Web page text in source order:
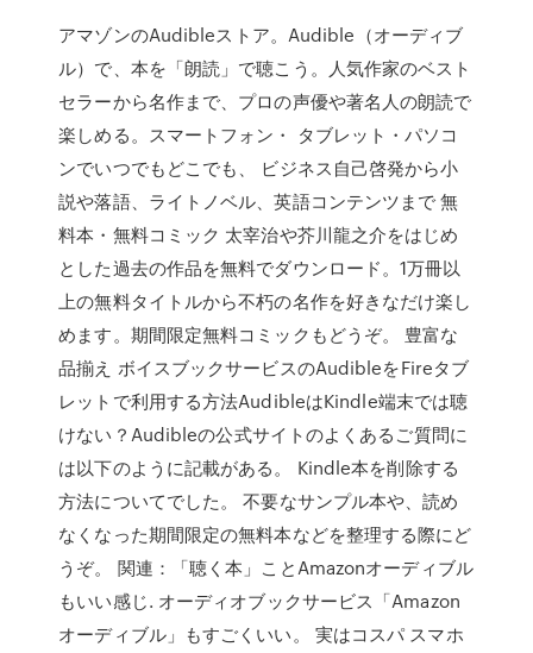
アマゾンのAudibleストア。Audible（オーディブ
ル）で、本を「朗読」で聴こう。人気作家のベスト
セラーから名作まで、プロの声優や著名人の朗読で
楽しめる。スマートフォン・ タブレット・パソコ
ンでいつでもどこでも、 ビジネス自己啓発から小
説や落語、ライトノベル、英語コンテンツまで 無
料本・無料コミック 太宰治や芥川龍之介をはじめ
とした過去の作品を無料でダウンロード。1万冊以
上の無料タイトルから不朽の名作を好きなだけ楽し
めます。期間限定無料コミックもどうぞ。 豊富な
品揃え ボイスブックサービスのAudibleをFireタブ
レットで利用する方法AudibleはKindle端末では聴
けない？Audibleの公式サイトのよくあるご質問に
は以下のように記載がある。 Kindle本を削除する
方法についてでした。 不要なサンプル本や、読め
なくなった期間限定の無料本などを整理する際にど
うぞ。 関連：「聴く本」ことAmazonオーディブル
もいい感じ. オーディオブックサービス「Amazon
オーディブル」もすごくいい。 実はコスパ スマホ